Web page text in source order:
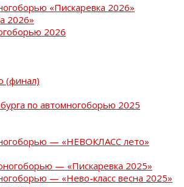
«Пискаревка 2026»
2026»
2026
(финал)
по автомногоборью 2025
— «НЕВОКЛАСС лето»
— «Пискаревка 2025»
— «Нево-класс весна 2025»